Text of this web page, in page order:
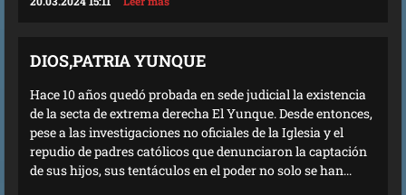
DIOS,PATRIA YUNQUE
Hace 10 años quedó probada en sede judicial la existencia
de la secta de extrema derecha El Yunque. Desde entonces,
pese a las investigaciones no oficiales de la Iglesia y el
repudio de padres católicos que denunciaron la captación
de sus hijos, sus tentáculos en el poder no solo se han...